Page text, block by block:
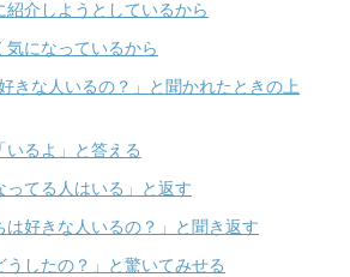
紹介しようとしているから
気になっているから
きな人いるの？」と聞かれたときの上
いるよ」と答える
ってる人はいる」と返す
は好きな人いるの？」と聞き返す
うしたの？」と驚いてみせる